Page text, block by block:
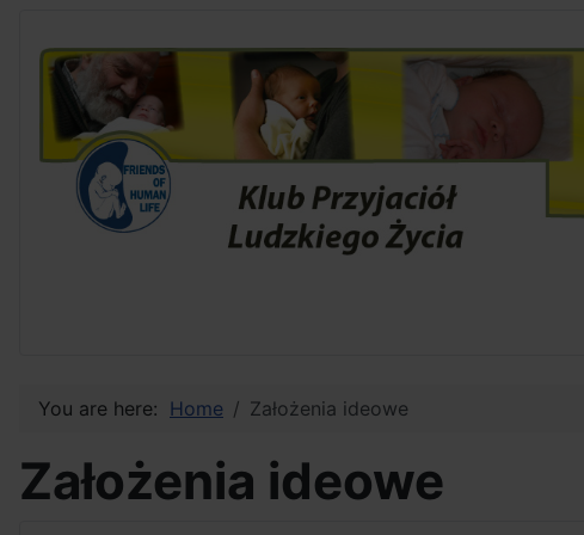
You are here: Home Założenia ideowe
Założenia ideowe